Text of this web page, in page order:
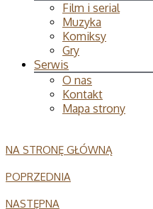
Film i serial
Muzyka
Komiksy
Gry
Serwis
O nas
Kontakt
Mapa strony
NA STRONĘ GŁÓWNĄ
POPRZEDNIA
NASTĘPNA